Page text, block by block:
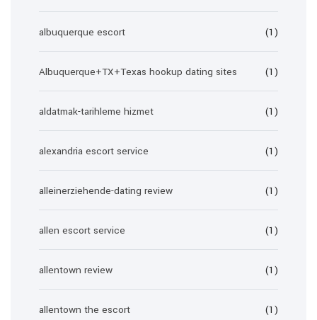
albuquerque escort (1)
Albuquerque+TX+Texas hookup dating sites (1)
aldatmak-tarihleme hizmet (1)
alexandria escort service (1)
alleinerziehende-dating review (1)
allen escort service (1)
allentown review (1)
allentown the escort (1)